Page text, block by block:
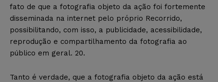
fato de que a fotografia objeto da ação foi fortemente
disseminada na internet pelo próprio Recorrido,
possibilitando, com isso, a publicidade, acessibilidade,
reprodução e compartilhamento da fotografia ao
público em geral. 20.
Tanto é verdade, que a fotografia objeto da ação está